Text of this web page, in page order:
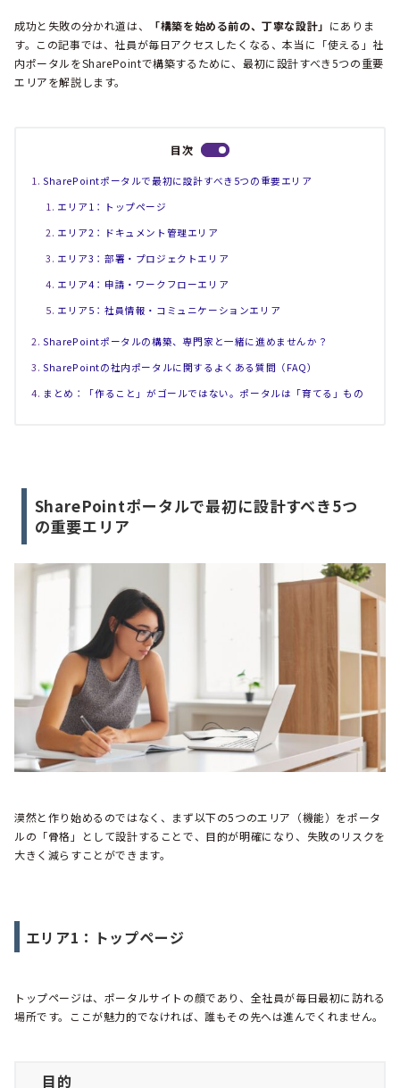
成功と失敗の分かれ道は、 「構築を始める前の、丁寧な設計」 にありま
す。この記事では、社員が毎日アクセスしたくなる、本当に「使える」社
内ポータルをSharePointで構築するために、最初に設計すべき5つの重要
エリアを解説します。
目次
SharePointポータルで最初に設計すべき5つの重要エリア
エリア1：トップページ
エリア2：ドキュメント管理エリア
エリア3：部署・プロジェクトエリア
エリア4：申請・ワークフローエリア
エリア5：社員情報・コミュニケーションエリア
SharePointポータルの構築、専門家と一緒に進めませんか？
SharePointの社内ポータルに関するよくある質問（FAQ）
まとめ：「作ること」がゴールではない。ポータルは「育てる」もの
SharePointポータルで最初に設計すべき5つ
の重要エリア
漠然と作り始めるのではなく、まず以下の5つのエリア（機能）をポータ
ルの「骨格」として設計することで、目的が明確になり、失敗のリスクを
大きく減らすことができます。
エリア1：トップページ
トップページは、ポータルサイトの顔であり、全社員が毎日最初に訪れる
場所です。ここが魅力的でなければ、誰もその先へは進んでくれません。
目的